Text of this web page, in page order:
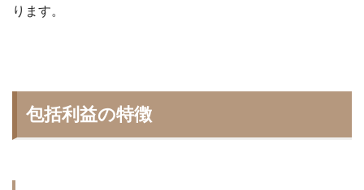
ります。
包括利益の特徴